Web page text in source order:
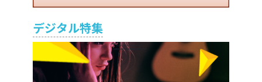
デジタル特集